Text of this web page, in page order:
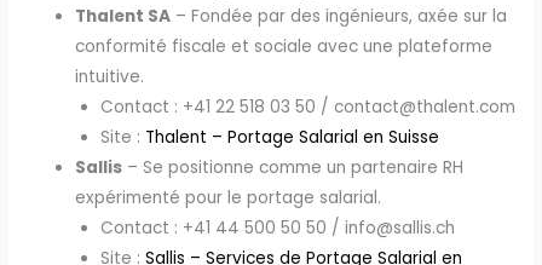
Thalent SA – Fondée par des ingénieurs, axée sur la
conformité fiscale et sociale avec une plateforme
intuitive.
Contact : +41 22 518 03 50 / contact@thalent.com
Site : Thalent – Portage Salarial en Suisse
Sallis – Se positionne comme un partenaire RH
expérimenté pour le portage salarial.
Contact : +41 44 500 50 50 / info@sallis.ch
Site : Sallis – Services de Portage Salarial en